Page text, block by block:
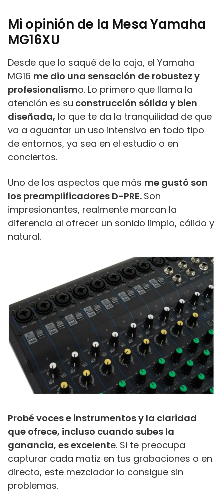
Mi opinión de la Mesa Yamaha
MG16XU
Desde que lo saqué de la caja, el Yamaha
MG16 me dio una sensación de robustez y
profesionalismo. Lo primero que llama la
atención es su construcción sólida y bien
diseñada, lo que te da la tranquilidad de que
va a aguantar un uso intensivo en todo tipo
de entornos, ya sea en el estudio o en
conciertos.
Uno de los aspectos que más me gustó son
los preamplificadores D-PRE. Son
impresionantes, realmente marcan la
diferencia al ofrecer un sonido limpio, cálido y
natural.
Probé voces e instrumentos y la claridad
que ofrece, incluso cuando subes la
ganancia, es excelente. Si te preocupa
capturar cada matiz en tus grabaciones o en
directo, este mezclador lo consigue sin
problemas.